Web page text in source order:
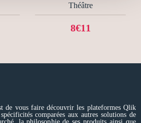
Théâtre
8€11
de vous faire découvrir les plateformes Qlik
comparées aux autres solutions de